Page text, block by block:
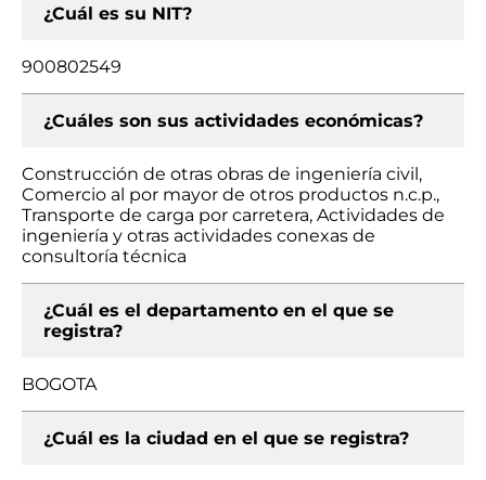
¿Cuál es su NIT?
900802549
¿Cuáles son sus actividades económicas?
Construcción de otras obras de ingeniería civil,
Comercio al por mayor de otros productos n.c.p.,
Transporte de carga por carretera, Actividades de
ingeniería y otras actividades conexas de
consultoría técnica
¿Cuál es el departamento en el que se
registra?
BOGOTA
¿Cuál es la ciudad en el que se registra?